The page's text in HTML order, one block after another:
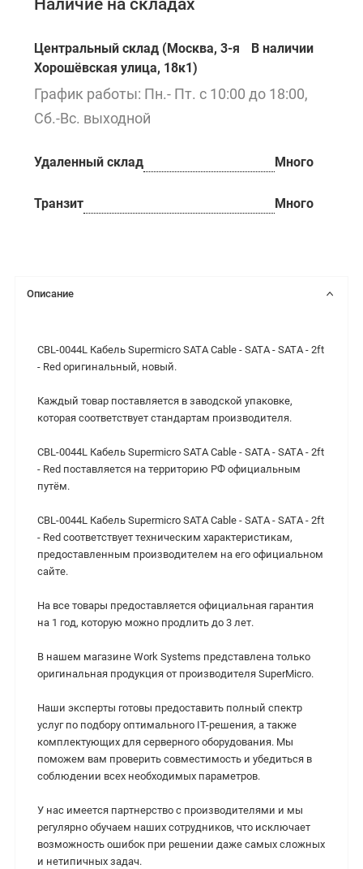
Наличие на складах
Центральный склад (Москва, 3-я
Хорошёвская улица, 18к1)
В наличии
График работы: Пн.- Пт. с 10:00 до 18:00,
Сб.-Вс. выходной
Удаленный склад Много
Транзит Много
Описание
CBL-0044L Кабель Supermicro SATA Cable - SATA - SATA - 2ft
- Red оригинальный, новый.
Каждый товар поставляется в заводской упаковке,
которая соответствует стандартам производителя.
CBL-0044L Кабель Supermicro SATA Cable - SATA - SATA - 2ft
- Red поставляется на территорию РФ официальным
путём.
CBL-0044L Кабель Supermicro SATA Cable - SATA - SATA - 2ft
- Red cоответствует техническим характеристикам,
предоставленным производителем на его официальном
сайте.
На все товары предоставляется официальная гарантия
на 1 год, которую можно продлить до 3 лет.
В нашем магазине Work Systems представлена только
оригинальная продукция от производителя SuperMicro.
Наши эксперты готовы предоставить полный спектр
услуг по подбору оптимального IT-решения, а также
комплектующих для серверного оборудования. Мы
поможем вам проверить совместимость и убедиться в
соблюдении всех необходимых параметров.
У нас имеется партнерство с производителями и мы
регулярно обучаем наших сотрудников, что исключает
возможность ошибок при решении даже самых сложных
и нетипичных задач.